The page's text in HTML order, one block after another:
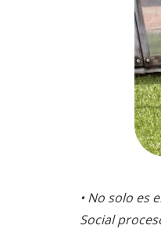
• No solo es
Social